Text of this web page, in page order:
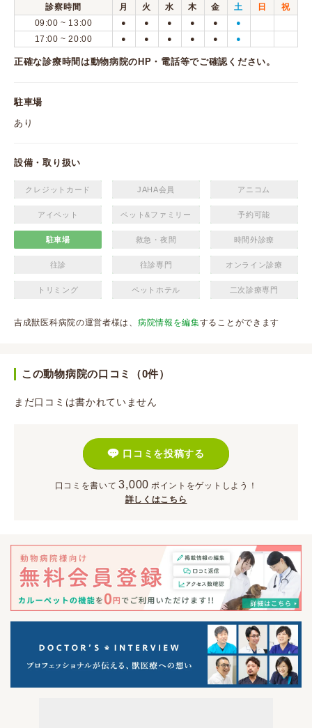
診察時間 月 火 水 木 金 土 日
祝
09:00 ~ 13:00
● ● ● ● ● ●
17:00 ~ 20:00 ● ● ● ● ● ●
正確な診療時間は動物病院のHP・電話等でご確認ください。
駐車場
あり
設備・取り扱い
クレジットカード JAHA会員 アニコム
アイペット ペット&ファミリー 予約可能
駐車場 救急・夜間 時間外診療
往診 往診専門 オンライン診療
トリミング ペットホテル 二次診療専門
吉成獣医科病院の運営者様は、 病院情報を編集することができます
この動物病院の口コミ（0件）
まだ口コミは書かれていません
口コミを投稿する
口コミを書いて 3,000 ポイント をゲットしよう！
詳しくはこちら